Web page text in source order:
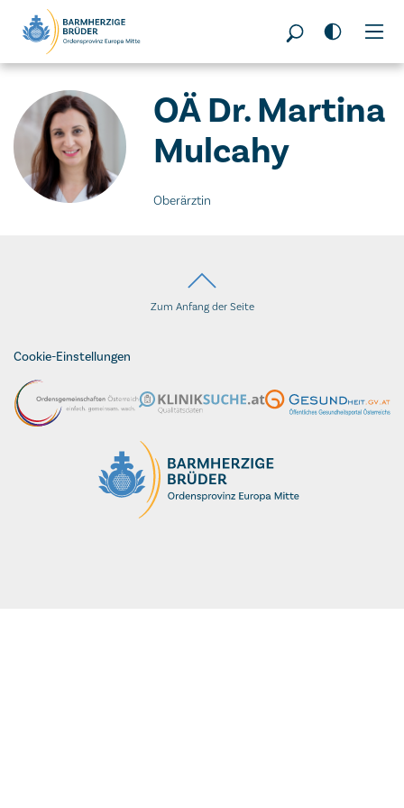
Seitenbereiche:
OÄ Dr. Martina
Mulcahy
Oberärztin
Zum Anfang der Seite
Cookie-Einstellungen